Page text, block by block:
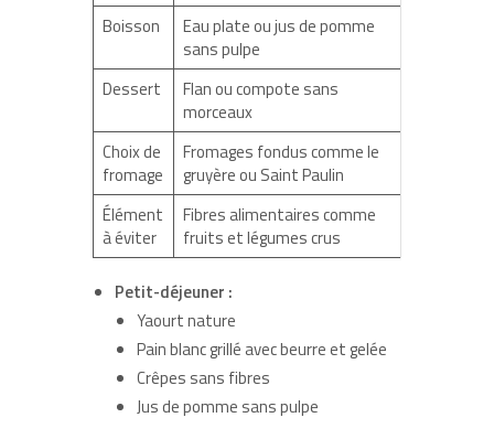
Boisson
Eau plate ou jus de pomme
sans pulpe
Dessert
Flan ou compote sans
morceaux
Choix de
fromage
Fromages fondus comme le
gruyère ou Saint Paulin
Élément
à éviter
Fibres alimentaires comme
fruits et légumes crus
Petit-déjeuner :
Yaourt nature
Pain blanc grillé avec beurre et gelée
Crêpes sans fibres
Jus de pomme sans pulpe